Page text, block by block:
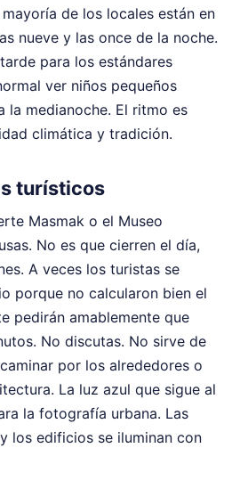
de los locales están en
nueve y las once de la noche.
para los estándares
ver niños pequeños
la medianoche. El ritmo es
climática y tradición.
turísticos
Masmak o el Museo
No es que cierren el día,
A veces los turistas se
porque no calcularon bien el
pedirán amablemente que
No discutas. No sirve de
por los alrededores o
La luz azul que sigue al
la fotografía urbana. Las
los edificios se iluminan con